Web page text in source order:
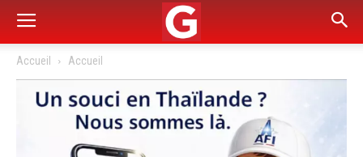
Accueil Accueil